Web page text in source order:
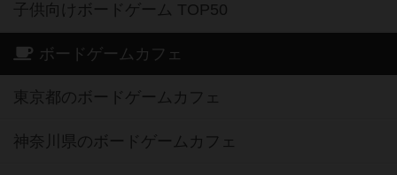
子供向けボードゲーム TOP50
ボードゲームカフェ
東京都のボードゲームカフェ
神奈川県のボードゲームカフェ